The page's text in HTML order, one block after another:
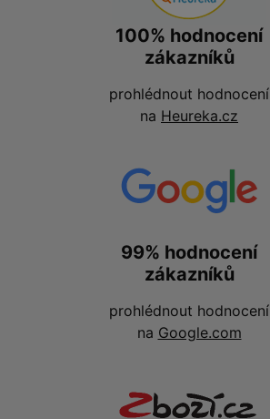
100% hodnocení
zákazníků
prohlédnout hodnocení
na Heureka.cz
99% hodnocení
zákazníků
prohlédnout hodnocení
na Google.com